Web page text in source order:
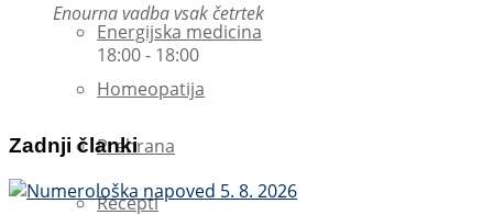
Energijska medicina
Homeopatija
Prehrana
Recepti
Enourna vadba vsak četrtek
18:00 - 18:00
Zadnji članki